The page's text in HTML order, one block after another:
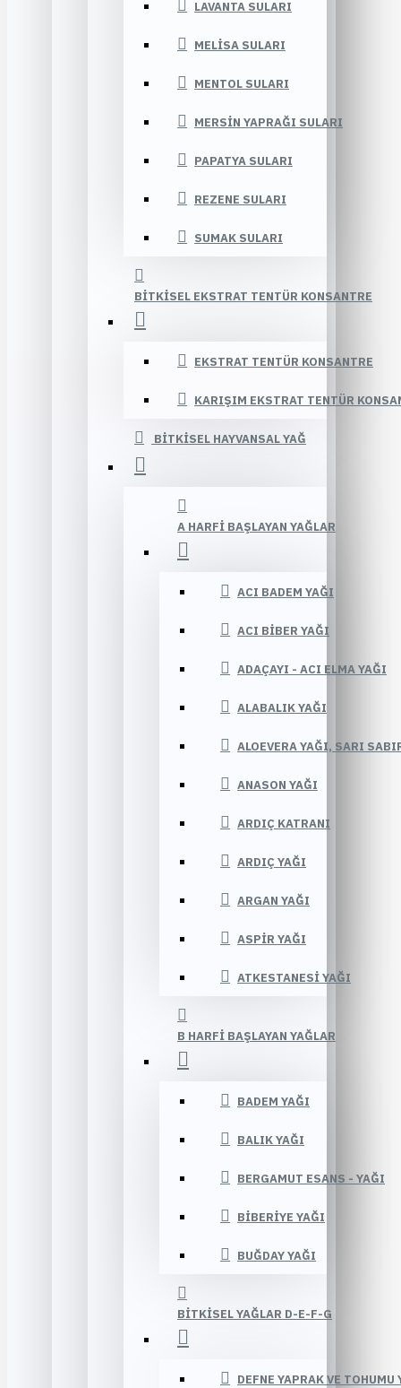
LAVANTA SULARI
MELISA SULARI
MENTOL SULARI
MERSIN YAPRAĞI SULARI
PAPATYA SULARI
REZENE SULARI
SUMAK SULARI
BITKISEL EKSTRAT TENTÜR KONSANTRE
EKSTRAT TENTÜR KONSANTRE
KARIŞIM EKSTRAT TENTÜR
BITKISEL HAYVANSAL YAĞ
A HARFI BAŞLAYAN YAĞLAR
ACI BADEM YAĞI
ACI BIBER YAĞI
ADAÇAYI - ACI ELMA YAĞI
ALABALIK YAĞI
ALOEVERA YAĞI, SARI
ANASON YAĞI
ARDIÇ KATRANI
ARDIÇ YAĞI
ARGAN YAĞI
ASPIR YAĞI
ATKESTANESI YAĞI
B HARFI BAŞLAYAN YAĞLAR
BADEM YAĞI
BALIK YAĞI
BERGAMUT ESANS - YAĞI
BIBERIYE YAĞI
BUĞDAY YAĞI
BITKISEL YAĞLAR D-E-F-G
DEFNE YAPRAK VE TOHUMU